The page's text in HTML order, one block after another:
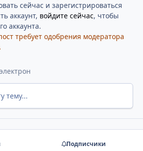
сейчас и зарегистрироваться
аккаунт, войдите сейчас, чтобы
аккаунта.
требует одобрения модератора
тему...
Подписчики